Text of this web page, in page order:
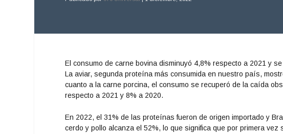
El consumo de carne bovina disminuyó 4,8% respecto a 2021 y
La aviar, segunda proteína más consumida en nuestro país,
cuanto a la carne porcina, el consumo se recuperó de la caída
respecto a 2021 y 8% a 2020.
En 2022, el 31% de las proteínas fueron de origen importado y
cerdo y pollo alcanza el 52%, lo que significa que por primera